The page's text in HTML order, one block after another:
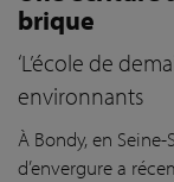
brique
‘L’école de
environnants
À Bondy, en
d’envergure a